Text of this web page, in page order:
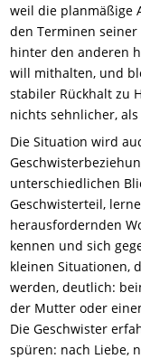
weil die planmäßige
den Terminen
hinter den anderen
will mithalten, und
stabiler Rückhalt zu
nichts sehnlicher,
Die Situation wird
unterschiedlichen
Geschwisterteil,
herausfordernden
kennen und sich
kleinen Situationen,
werden, deutlich:
der Mutter oder
Die Geschwister
spüren: nach Liebe,